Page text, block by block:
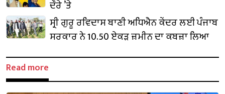
ਦੌਰੇ ’ਤੇ
ਸ੍ਰੀ ਗੁਰੂ ਰਵਿਦਾਸ ਬਾਣੀ ਅਧਿਐਨ ਕੇਂਦਰ ਲਈ ਪੰਜਾਬ
ਸਰਕਾਰ ਨੇ 10.50 ਏਕੜ ਜ਼ਮੀਨ ਦਾ ਕਬਜ਼ਾ ਲਿਆ
Read more